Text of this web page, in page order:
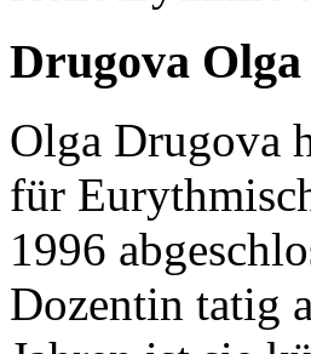
Drugova
Olga Drugova
für
1996
Dozentin tatig